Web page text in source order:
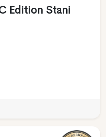
Edition Stani